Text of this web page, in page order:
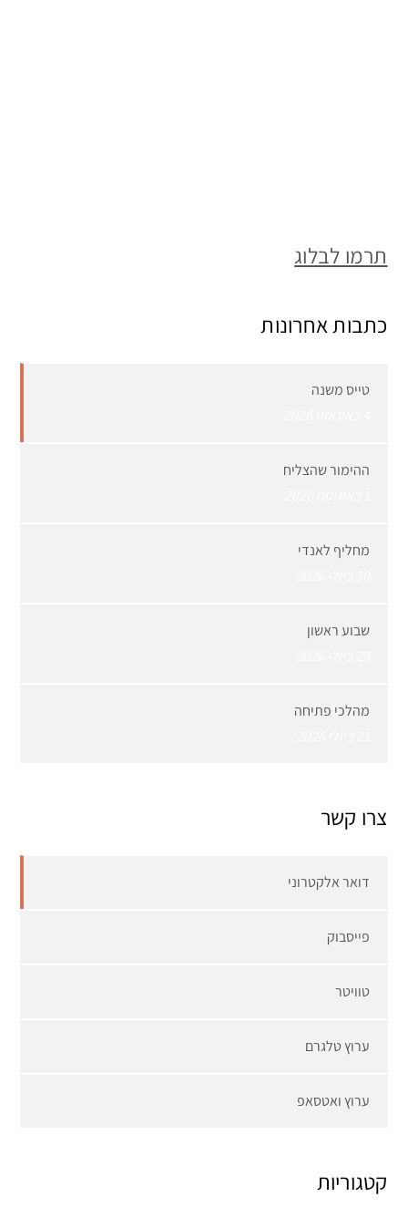
תרמו לבלוג
כתבות אחרונות
טייס משנה
ההימור שהצליח
מחליף לאנדי
שבוע ראשון
מהלכי פתיחה
צרו קשר
דואר אלקטרוני
פייסבוק
טוויטר
ערוץ טלגרם
ערוץ ואטסאפ
קטגוריות